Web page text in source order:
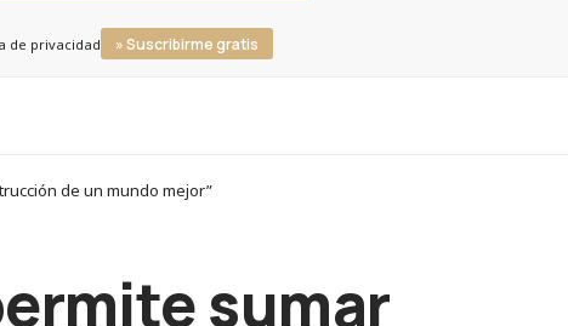
de privacidad » Suscribirme gratis
de un mundo mejor”
sumar